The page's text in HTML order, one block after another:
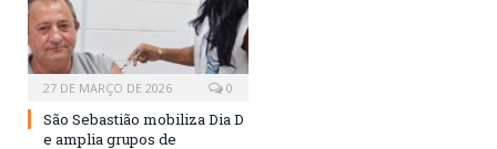
27 DE MARÇO DE 2026 0
São Sebastião mobiliza Dia D
e amplia grupos de